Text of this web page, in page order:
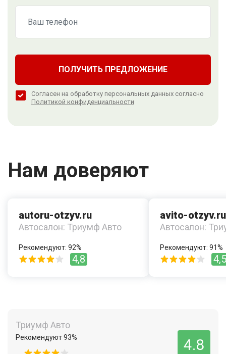
ПОЛУЧИТЬ ПРЕДЛОЖЕНИЕ
Согласен на обработку персональных данных согласно
Политикой конфиденциальности
Нам доверяют
autoru-otzyv.ru
Автосалон: Триумф Авто
Рекомендуют: 92%
4,8
avito-otzyv.ru
Автосалон:
Рекомендуют: 91%
4,5
Триумф Авто
Рекомендуют 93% 4.8